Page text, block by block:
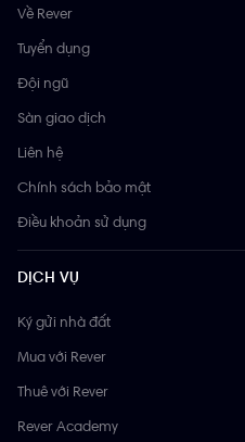
Về Rever
Tuyển dụng
Đội ngũ
Sàn giao dịch
Liên hệ
Chính sách bảo mật
Điều khoản sử dụng
DỊCH VỤ
Ký gửi nhà đất
Mua với Rever
Thuê với Rever
Rever Academy